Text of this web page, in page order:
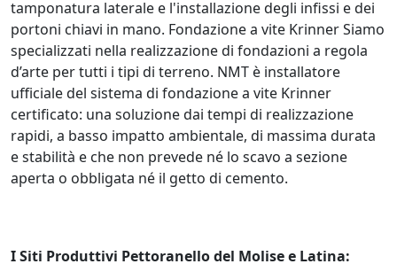
tamponatura laterale e l'installazione degli infissi e dei
portoni chiavi in mano. Fondazione a vite Krinner Siamo
specializzati nella realizzazione di fondazioni a regola
d’arte per tutti i tipi di terreno. NMT è installatore
ufficiale del sistema di fondazione a vite Krinner
certificato: una soluzione dai tempi di realizzazione
rapidi, a basso impatto ambientale, di massima durata
e stabilità e che non prevede né lo scavo a sezione
aperta o obbligata né il getto di cemento.
I Siti Produttivi Pettoranello del Molise e Latina: